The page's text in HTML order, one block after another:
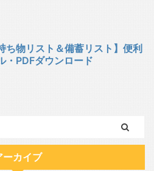
ち物リスト＆備蓄リスト】便利
・PDFダウンロード
ーカイブ